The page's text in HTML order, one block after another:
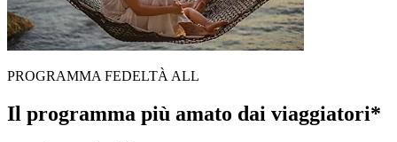
PROGRAMMA FEDELTÀ ALL
Il programma più amato dai viaggiatori*